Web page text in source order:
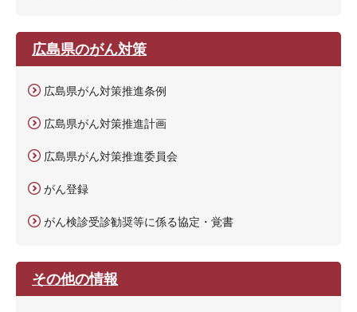
広島県のがん対策
広島県がん対策推進条例
広島県がん対策推進計画
広島県がん対策推進委員会
がん登録
がん検診受診勧奨等に係る協定・覚書
その他の情報